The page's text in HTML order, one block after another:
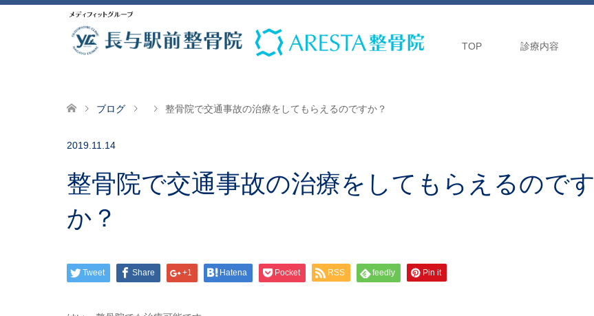
TOP 診療内容
ブログ 整骨院で交通事故の治療をしてもらえるのですか？
2019.11.14
整骨院で交通事故の治療をしてもらえるのです
か？
Tweet Share +1 Hatena Pocket RSS feedly Pin it